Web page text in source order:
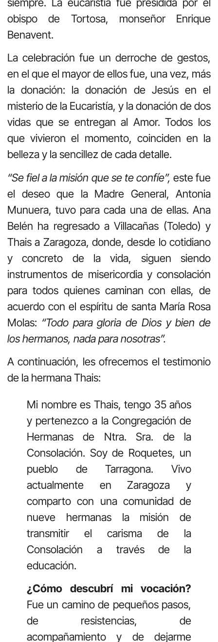
obispo de Tortosa, monseñor Enrique
Benavent.
La celebración fue un derroche de gestos,
en el que el mayor de ellos fue, una vez, más
la donación: la donación de Jesús en el
misterio de la Eucaristía, y la donación de dos
vidas que se entregan al Amor. Todos los
que vivieron el momento, coinciden en la
belleza y la sencillez de cada detalle.
“Se fiel a la misión que se te confíe”, este fue
el deseo que la Madre General, Antonia
Munuera, tuvo para cada una de ellas. Ana
Belén ha regresado a Villacañas (Toledo) y
Thais a Zaragoza, donde, desde lo cotidiano
y concreto de la vida, siguen siendo
instrumentos de misericordia y consolación
para todos quienes caminan con ellas, de
acuerdo con el espíritu de santa María Rosa
Molas: “Todo para gloria de Dios y bien de
los hermanos, nada para nosotras”.
A continuación, les ofrecemos el testimonio
de la hermana Thais:
Mi nombre es Thais, tengo 35 años
y pertenezco a la Congregación de
Hermanas de Ntra. Sra. de la
Consolación. Soy de Roquetes, un
pueblo de Tarragona. Vivo
actualmente en Zaragoza y
comparto con una comunidad de
nueve hermanas la misión de
transmitir el carisma de la
Consolación a través de la
educación.
¿Cómo descubrí mi vocación?
Fue un camino de pequeños pasos,
de resistencias, de
acompañamiento y de dejarme